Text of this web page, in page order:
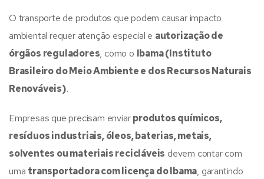
O transporte de produtos que podem causar impacto
ambiental requer atenção especial e autorização de
órgãos reguladores, como o Ibama (Instituto
Brasileiro do Meio Ambiente e dos Recursos Naturais
Renováveis).
Empresas que precisam enviarprodutos químicos,
resíduos industriais, óleos, baterias, metais,
solventes ou materiais recicláveis devem contar com
uma transportadora com licença do Ibama, garantindo